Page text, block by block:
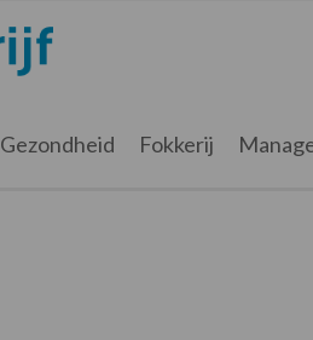
Gezondheid Fokkerij